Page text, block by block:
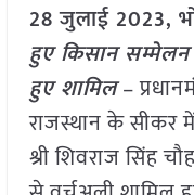
28 जुलाई 2023,
हुए किसान सम्मेलन
हुए शामिल–
राजस्थान के सीकर
श्री शिवराज सिंह